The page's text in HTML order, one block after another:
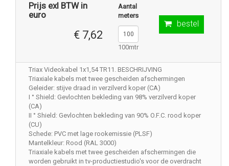
Prijs exl BTW in
euro
€ 7,62
Aantal
meters
100mtr
bestel
Triax Videokabel 1x1,54 TR11. BESCHRIJVING
Triaxiale kabels met twee gescheiden afschermingen
Geleider: stijve draad in verzilverd koper (CA)
I ° Shield: Gevlochten bekleding van 98% verzilverd koper
(CA)
II ° Shield: Gevlochten bekleding van 90% O.F.C. rood koper
(CU)
Schede: PVC met lage rookemissie (PLSF)
Mantelkleur: Rood (RAL 3000)
Triaxiale kabels met twee gescheiden afschermingen die
worden gebruikt in tv-productiestudio's voor de overdracht